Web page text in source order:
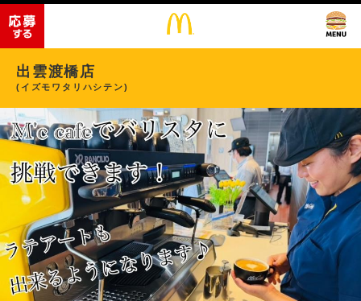
出雲渡橋店
(イズモワタリハシテン)